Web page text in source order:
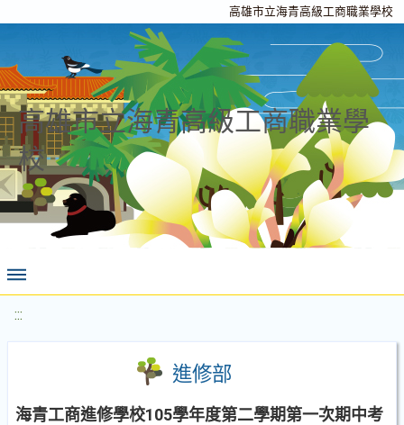
高雄市立海青高級工商職業學校
高雄市立海青高級工商職業學
校
:::
進修部
海青工商進修學校105學年度第二學期第一次期中考